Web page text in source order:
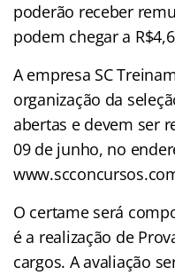
poderão receber
podem chegar a
A empresa SC
organização da
abertas e devem ser
09 de junho, no
O certame será
é a realização de
cargos. A avaliação